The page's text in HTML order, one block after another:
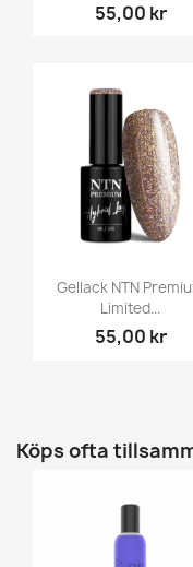
55,00 kr
Gellack NTN
Limited...
55,00 kr
Köps ofta